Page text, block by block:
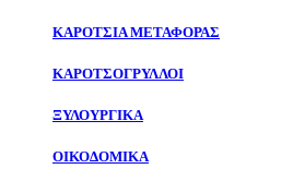
ΚΑΡΟΤΣΙΑ ΜΕΤΑΦΟΡΑΣ
ΚΑΡΟΤΣΟΓΡΥΛΛΟΙ
ΞΥΛΟΥΡΓΙΚΑ
ΟΙΚΟΔΟΜΙΚΑ